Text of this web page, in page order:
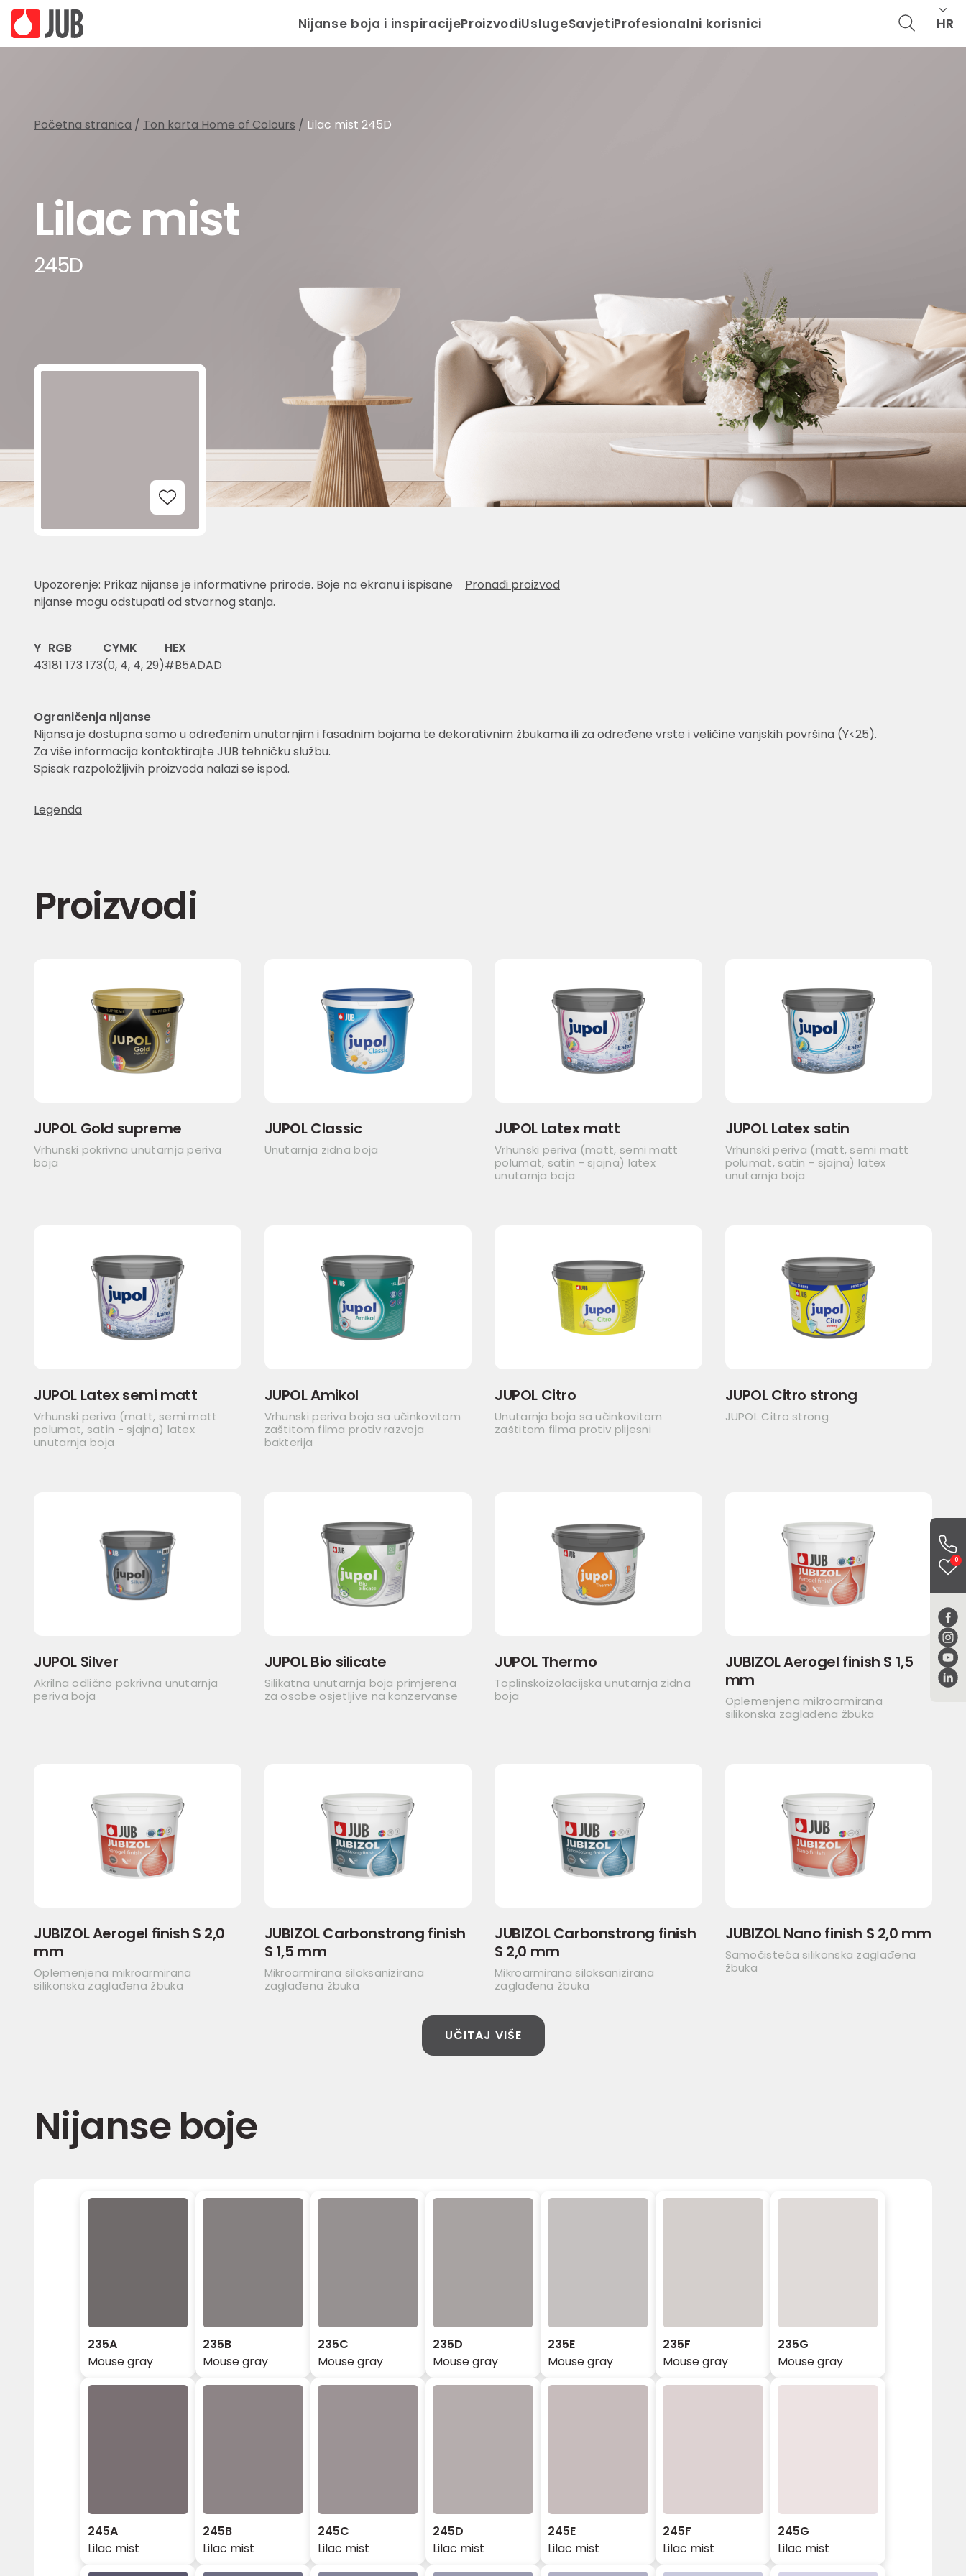
Nijanse boja i inspiracijeProizvodiUslugeSavjetiProfesionalni korisnici HR
0
Početna stranica / Ton karta Home of Colours / Lilac mist 245D
Lilac mist
245D
Add to Wishlist
Upozorenje: Prikaz nijanse je informativne prirode. Boje na ekranu i ispisane
nijanse mogu odstupati od stvarnog stanja.
Pronađi proizvod
Y
43
RGB
181 173 173
CYMK
(0, 4, 4, 29)
HEX
#B5ADAD
Ograničenja nijanse
Nijansa je dostupna samo u određenim unutarnjim i fasadnim bojama te dekorativnim žbukama ili za određene vrste i veličine vanjskih površina (Y<25).
Za više informacija kontaktirajte JUB tehničku službu.
Spisak razpoložljivih proizvoda nalazi se ispod.
Legenda
Proizvodi
JUPOL Gold supreme
Vrhunski pokrivna unutarnja periva
boja
JUPOL Classic
Unutarnja zidna boja
JUPOL Latex matt
Vrhunski periva (matt, semi matt
polumat, satin - sjajna) latex
unutarnja boja
JUPOL Latex satin
Vrhunski periva (matt, semi matt
polumat, satin - sjajna) latex
unutarnja boja
JUPOL Latex semi matt
Vrhunski periva (matt, semi matt
polumat, satin - sjajna) latex
unutarnja boja
JUPOL Amikol
Vrhunski periva boja sa učinkovitom
zaštitom filma protiv razvoja
bakterija
JUPOL Citro
Unutarnja boja sa učinkovitom
zaštitom filma protiv plijesni
JUPOL Citro strong
JUPOL Citro strong
JUPOL Silver
Akrilna odlično pokrivna unutarnja
periva boja
JUPOL Bio silicate
Silikatna unutarnja boja primjerena
za osobe osjetljive na konzervanse
JUPOL Thermo
Toplinskoizolacijska unutarnja zidna
boja
JUBIZOL Aerogel finish S 1,5
mm
Oplemenjena mikroarmirana
silikonska zaglađena žbuka
JUBIZOL Aerogel finish S 2,0
mm
Oplemenjena mikroarmirana
silikonska zaglađena žbuka
JUBIZOL Carbonstrong finish
S 1,5 mm
Mikroarmirana siloksanizirana
zaglađena žbuka
JUBIZOL Carbonstrong finish
S 2,0 mm
Mikroarmirana siloksanizirana
zaglađena žbuka
JUBIZOL Nano finish S 2,0 mm
Samočisteća silikonska zaglađena
žbuka
UČITAJ VIŠE
Nijanse boje
235A
Mouse gray
235B
Mouse gray
235C
Mouse gray
235D
Mouse gray
235E
Mouse gray
235F
Mouse gray
235G
Mouse gray
245A
Lilac mist
245B
Lilac mist
245C
Lilac mist
245D
Lilac mist
245E
Lilac mist
245F
Lilac mist
245G
Lilac mist